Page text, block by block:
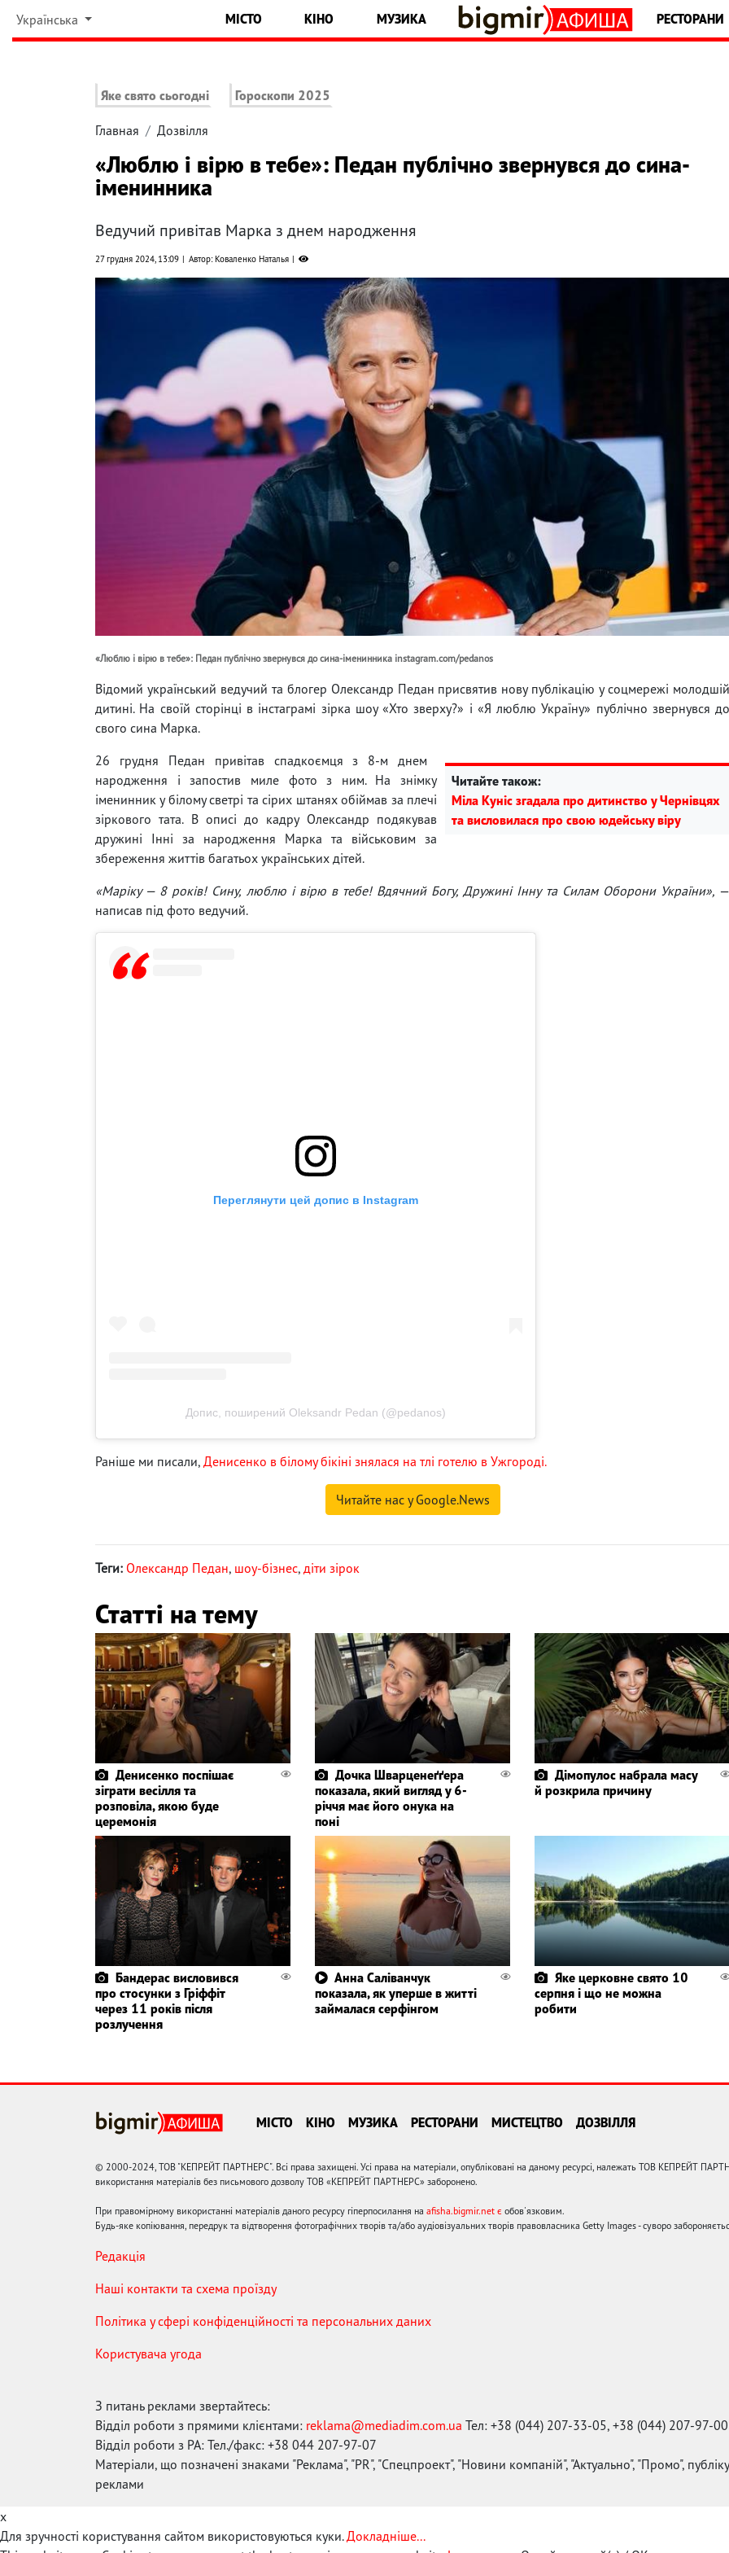
Українська МІСТО КІНО МУЗИКА РЕСТОРАНИ
Яке свято сьогодні Гороскопи 2025
Главная Дозвілля
«Люблю і вірю в тебе»: Педан публічно звернувся до сина-
іменинника
Ведучий привітав Марка з днем ​​народження
27 грудня 2024, 13:09 Автор: Коваленко Наталья
«Люблю і вірю в тебе»: Педан публічно звернувся до сина-іменинника instagram.com/pedanos
Відомий український ведучий та блогер Олександр Педан присвятив нову публікацію у соцмережі молодшій
дитині. На своїй сторінці в інстаграмі зірка шоу «Хто зверху?» і «Я люблю Україну» публічно звернувся до
свого сина Марка.
Читайте також:
Міла Куніс згадала про дитинство у Чернівцях
та висловилася про свою юдейську віру
26 грудня Педан привітав спадкоємця з 8-м днем ​​
народження і запостив миле фото з ним. На знімку
іменинник у білому светрі та сірих штанях обіймав за плечі
зіркового тата. В описі до кадру Олександр подякував
дружині Інні за народження Марка та військовим за
збереження життів багатьох українських дітей.
«Маріку — 8 років! Сину, люблю і вірю в тебе! Вдячний Богу, Дружині Інну та Силам Оборони України»,
написав під фото ведучий.
Переглянути цей допис в Instagram
Допис, поширений Oleksandr Pedan (@pedanos)
Раніше ми писали, Денисенко в білому бікіні знялася на тлі готелю в Ужгороді.
Читайте нас у Google.News
Теги: Олександр Педан, шоу-бізнес, діти зірок
Статті на тему
Денисенко поспішає
зіграти весілля та
розповіла, якою буде
церемонія
Дочка Шварценеґґера
показала, який вигляд у 6-
річчя має його онука на
поні
Дімопулос набрала масу
й розкрила причину
Бандерас висловився
про стосунки з Гріффіт
через 11 років після
розлучення
Анна Саліванчук
показала, як уперше в житті
займалася серфінгом
Яке церковне свято 10
серпня і що не можна
робити
МІСТО КІНО МУЗИКА РЕСТОРАНИ МИСТЕЦТВО ДОЗВІЛЛЯ
© 2000-2024, ТОВ "КЕПРЕЙТ ПАРТНЕРС". Всі права захищені. Усі права на матеріали, опубліковані на даному ресурсі, належать ТОВ КЕПРЕЙТ
використання матеріалів без письмового дозволу ТОВ «КЕПРЕЙТ ПАРТНЕРС» заборонено.
При правомірному використанні матеріалів даного ресурсу гіперпосилання на afisha.bigmir.net є обов'язковим.
Будь-яке копіювання, передрук та відтворення фотографічних творів та/або аудіовізуальних творів правовласника Getty Images - суворо
Редакція
Наші контакти та схема проїзду
Політика у сфері конфіденційності та персональних даних
Користувача угода
З питань реклами звертайтесь:
Відділ роботи з прямими клієнтами: reklama@mediadim.com.ua Тел: +38 (044) 207-33-05, +38 (044) 207-97-00
Відділ роботи з РА: Тел./факс: +38 044 207-97-07
Матеріали, що позначені знаками "Реклама", "PR", "Спецпроект", "Новини компаній", "Актуально", "Промо",
реклами
x
Для зручності користування сайтом використовуються куки.Докладніше...